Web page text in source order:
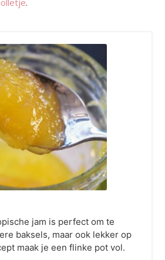
.
jam is perfect om te
baksels, maar ook lekker op
maak je een flinke pot vol.